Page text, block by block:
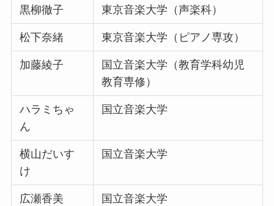
黒柳徹子 東京音楽大学（声楽科）
松下奈緒 東京音楽大学（ピアノ専攻）
加藤綾子
国立音楽大学（教育学科幼児
教育専修）
ハラミちゃ
ん
国立音楽大学
横山だいす
け
国立音楽大学
広瀬香美 国立音楽大学